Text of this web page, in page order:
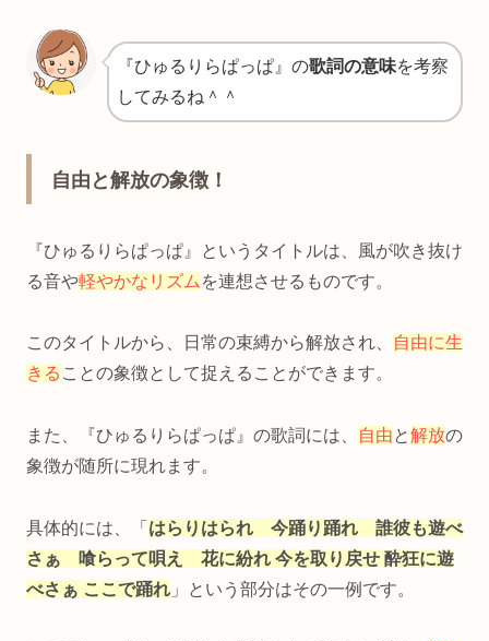
『ひゅるりらぱっぱ』の歌詞の意味を考察
してみるね＾＾
自由と解放の象徴！
『ひゅるりらぱっぱ』というタイトルは、風が吹き抜け
る音や軽やかなリズム を連想させるものです。
このタイトルから、日常の束縛から解放され、
自由に生
きる ことの象徴として捉えることができます。
また、『ひゅるりらぱっぱ』の歌詞には、 自由と解放の
象徴が随所に現れます。
具体的には、「 はらりはられ 今踊り踊れ 誰彼も遊べ
さぁ 喰らって唄え 花に紛れ 今を取り戻せ 酔狂に遊
べさぁ ここで踊れ 」という部分はその一例です。